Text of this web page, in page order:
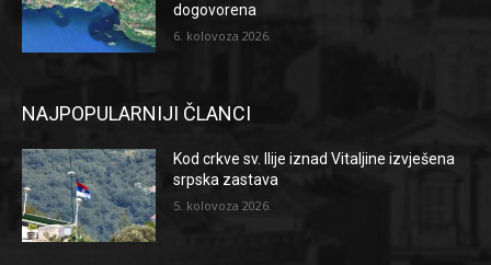
dogovorena
6. kolovoza 2026.
NAJPOPULARNIJI ČLANCI
Kod crkve sv. Ilije iznad Vitaljine izvješena
srpska zastava
5. kolovoza 2026.